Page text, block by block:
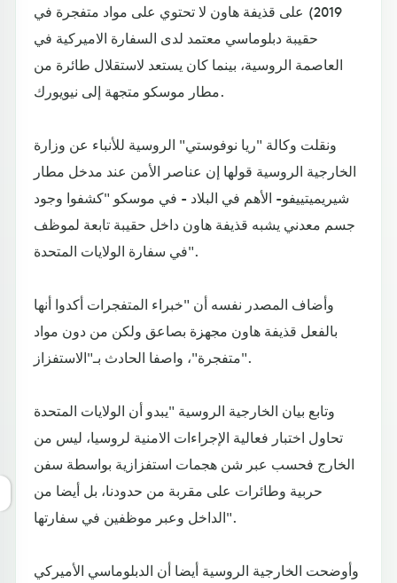
2019) على قذيفة هاون لا تحتوي على مواد متفجرة في
حقيبة دبلوماسي معتمد لدى السفارة الاميركية في
العاصمة الروسية، بينما كان يستعد لاستقلال طائرة من
مطار موسكو متجهة إلى نيويورك.
ونقلت وكالة "ريا نوفوستي" الروسية للأنباء عن وزارة
الخارجية الروسية قولها إن عناصر الأمن عند مدخل مطار
شيريميتييفو- الأهم في البلاد - في موسكو "كشفوا وجود
جسم معدني يشبه قذيفة هاون داخل حقيبة تابعة لموظف
في سفارة الولايات المتحدة".
وأضاف المصدر نفسه أن "خبراء المتفجرات أكدوا أنها
بالفعل قذيفة هاون مجهزة بصاعق ولكن من دون مواد
متفجرة"، واصفا الحادث بـ"الاستفزاز".
وتابع بيان الخارجية الروسية "يبدو أن الولايات المتحدة
تحاول اختبار فعالية الإجراءات الامنية لروسيا، ليس من
الخارج فحسب عبر شن هجمات استفزازية بواسطة سفن
حربية وطائرات على مقربة من حدودنا، بل أيضا من
الداخل وعبر موظفين في سفارتها".
وأوضحت الخارجية الروسية أيضا أن الدبلوماسي الأميركي